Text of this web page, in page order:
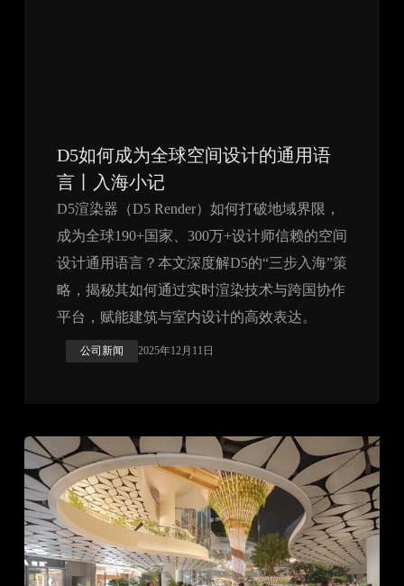
D5如何成为全球空间设计的通用语
言丨入海小记
D5渲染器（D5 Render）如何打破地域界限，
成为全球190+国家、300万+设计师信赖的空间
设计通用语言？本文深度解D5的“三步入海”策
略，揭秘其如何通过实时渲染技术与跨国协作
平台，赋能建筑与室内设计的高效表达。
公司新闻 2025年12月11日